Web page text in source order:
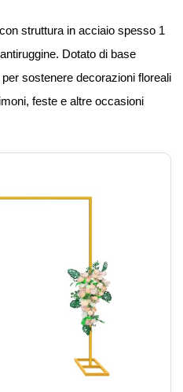
struttura in acciaio spesso 1
Dotato di base
sostenere decorazioni floreali
feste e altre occasioni